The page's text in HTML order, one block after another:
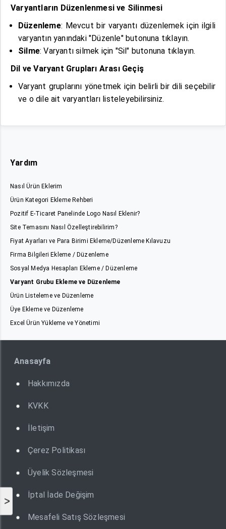
>
Varyantların Düzenlenmesi ve Silinmesi
Düzenleme: Mevcut bir varyantı düzenlemek için ilgili
varyantın yanındaki "Düzenle" butonuna tıklayın.
Silme: Varyantı silmek için "Sil" butonuna tıklayın.
Dil ve Varyant Grupları Arası Geçiş
Varyant gruplarını yönetmek için belirli bir dili seçebilir
ve o dile ait varyantları listeleyebilirsiniz.
Yardım
Nasıl Ürün Eklerim
Ürün Kategori Ekleme Rehberi
Pozitif E-Ticaret Panelinde Logo Nasıl Eklenir?
Site Temasını Nasıl Özelleştirebilirim?
Fiyat Ayarları ve Para Birimi Ekleme/Düzenleme Kılavuzu
Firma Bilgileri Ekleme / Düzenleme
Sosyal Medya Hesapları Ekleme / Düzenleme
Varyant Grubu Ekleme ve Düzenleme
Ürün Listeleme ve Düzenleme
Üye Ekleme ve Düzenleme
Excel Ürün Yükleme ve Yönetimi
Anasayfa
Hakkımızda
KVKK
İletişim
Çerez Politikası
Üyelik Sözleşmesi
İptal İade Değişim
Mesafeli Satış Sözleşmesi